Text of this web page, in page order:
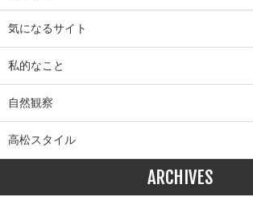
気になるサイト
私的なこと
自然観察
高松スタイル
ARCHIVES